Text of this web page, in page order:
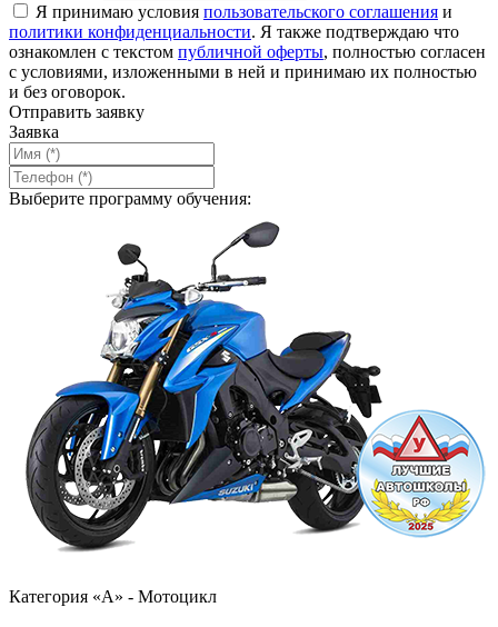
Я принимаю условия пользовательского соглашения и
политики конфиденциальности. Я также подтверждаю что
ознакомлен с текстом публичной оферты, полностью согласен
с условиями, изложенными в ней и принимаю их полностью
и без оговорок.
Отправить заявку
Заявка
Выберите программу обучения:
Категория «А» - Мотоцикл